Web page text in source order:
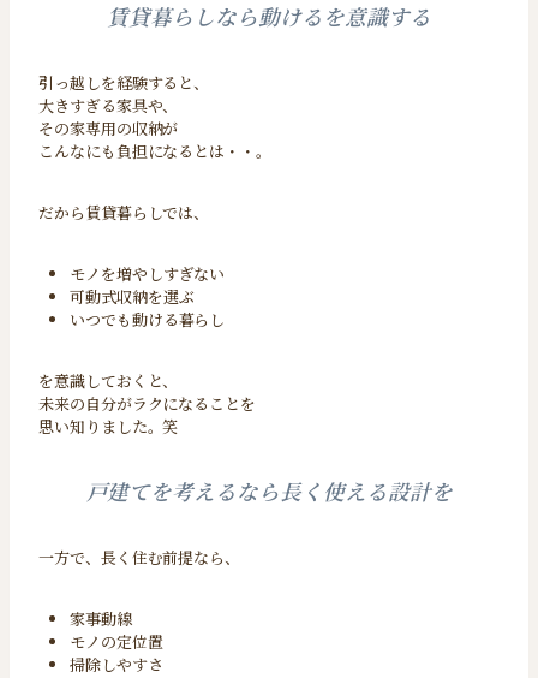
賃貸暮らしなら動けるを意識する
引っ越しを経験すると、
大きすぎる家具や、
その家専用の収納が
こんなにも負担になるとは・・。
だから賃貸暮らしでは、
モノを増やしすぎない
可動式収納を選ぶ
いつでも動ける暮らし
を意識しておくと、
未来の自分がラクになることを
思い知りました。笑
戸建てを考えるなら長く使える設計を
一方で、長く住む前提なら、
家事動線
モノの定位置
掃除しやすさ